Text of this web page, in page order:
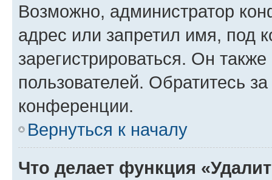
Возможно, администратор
адрес или запретил имя, под
зарегистрироваться. Он
пользователей. Обратитесь
конференции.
Вернуться к началу
Что делает функция